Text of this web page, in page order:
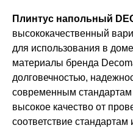
Плинтус напольный
высококачественный
для использования в
материалы бренда
долговечностью,
современным
высокое качество от
соответствие